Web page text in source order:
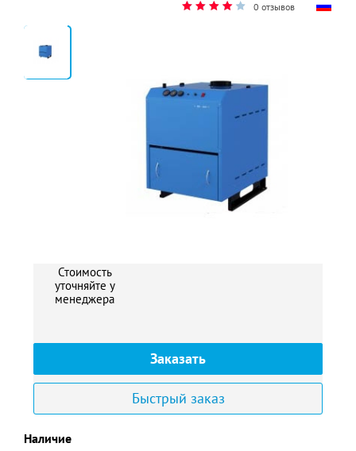
0 отзывов
Стоимость
уточняйте у
менеджера
Заказать
Быстрый заказ
Наличие